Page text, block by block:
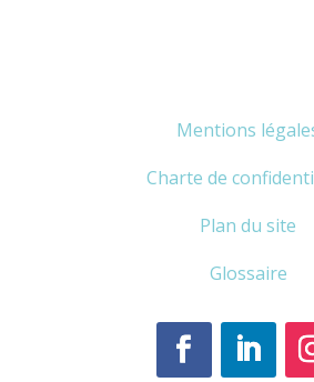
Mentions
Charte de
Plan du site
Glossaire